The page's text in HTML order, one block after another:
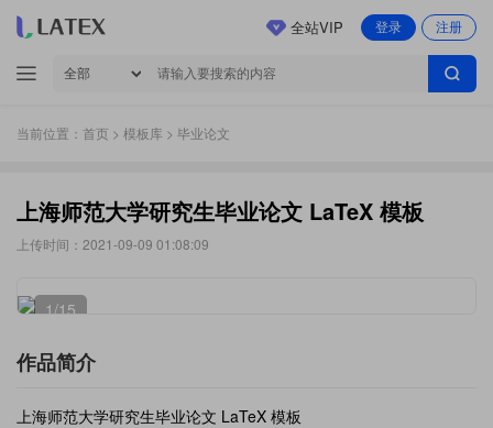
登录 注册
全站VIP
当前位置： 首页 > 模板库 > 毕业论文
上海师范大学研究生毕业论文 LaTeX 模板
上传时间：2021-09-09 01:08:09
1/15
作品简介
上海师范大学研究生毕业论文 LaTeX 模板